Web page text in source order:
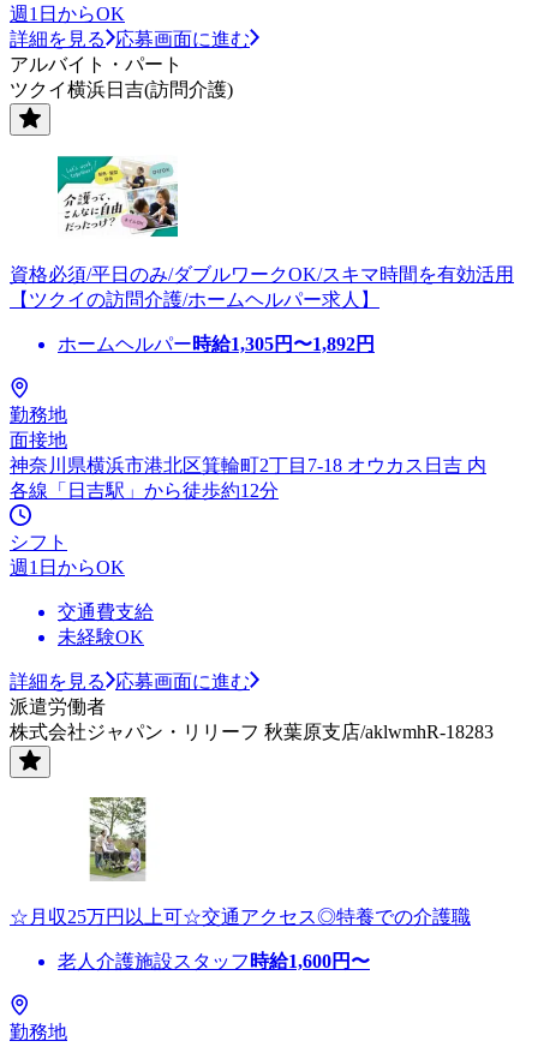
週1日からOK
詳細を見る
応募画面に進む
アルバイト・パート
ツクイ横浜日吉(訪問介護)
資格必須/平日のみ/ダブルワークOK/スキマ時間を有効活用
【ツクイの訪問介護/ホームヘルパー求人】
ホームヘルパー時給1,305円〜1,892円
勤務地
面接地
神奈川県横浜市港北区箕輪町2丁目7-18 オウカス日吉 内
各線「日吉駅」から徒歩約12分
シフト
週1日からOK
交通費支給
未経験OK
詳細を見る
応募画面に進む
派遣労働者
株式会社ジャパン・リリーフ 秋葉原支店/aklwmhR-18283
☆月収25万円以上可☆交通アクセス◎特養での介護職
老人介護施設スタッフ 時給1,600円〜
勤務地